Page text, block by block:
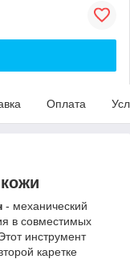
Оплата
- механический
в совместимых
инструмент
каретке